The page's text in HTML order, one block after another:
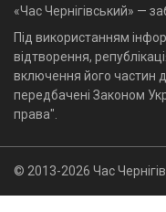
«Час Чернігівський» —
Під використанням
відтворення,
включення його частин
передбачені Законом
права".
© 2013-2026 Час